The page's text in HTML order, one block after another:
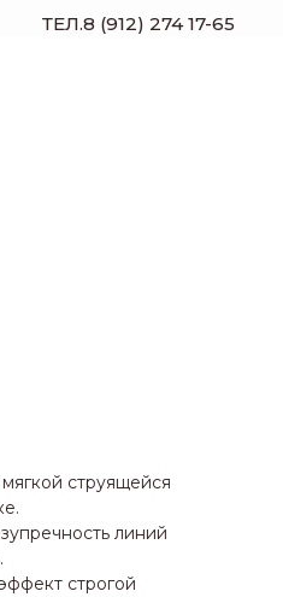
ТЕЛ.8 (912) 274 17-65
струящейся
линий
строгой